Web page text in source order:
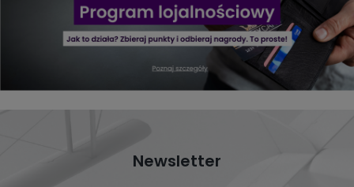
Newsletter